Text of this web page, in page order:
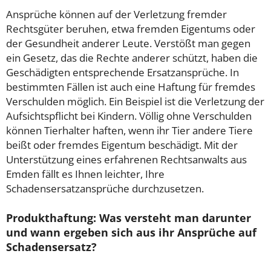
Ansprüche können auf der Verletzung fremder
Rechtsgüter beruhen, etwa fremden Eigentums oder
der Gesundheit anderer Leute. Verstößt man gegen
ein Gesetz, das die Rechte anderer schützt, haben die
Geschädigten entsprechende Ersatzansprüche. In
bestimmten Fällen ist auch eine Haftung für fremdes
Verschulden möglich. Ein Beispiel ist die Verletzung der
Aufsichtspflicht bei Kindern. Völlig ohne Verschulden
können Tierhalter haften, wenn ihr Tier andere Tiere
beißt oder fremdes Eigentum beschädigt. Mit der
Unterstützung eines erfahrenen Rechtsanwalts aus
Emden fällt es Ihnen leichter, Ihre
Schadensersatzansprüche durchzusetzen.
Produkthaftung: Was versteht man darunter
und wann ergeben sich aus ihr Ansprüche auf
Schadensersatz?